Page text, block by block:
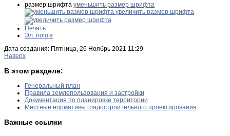
размер шрифта уменьшить размер шрифта
увеличить размер шрифта
Печать
Эл. почта
Дата создания: Пятница, 26 Ноябрь 2021 11:29
Наверх
В этом разделе:
Генеральный план
Правила землепользования и застройки
Документация по планировке территории
Местные нормативы градостроительного проектирования
Важные ссылки